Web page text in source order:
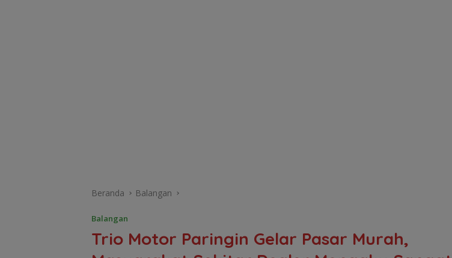
Beranda Balangan
Balangan
Trio Motor Paringin Gelar Pasar Murah,